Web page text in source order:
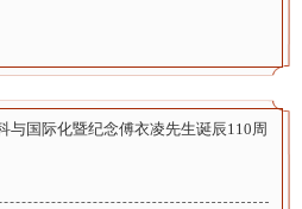
与国际化暨纪念傅衣凌先生诞辰110周